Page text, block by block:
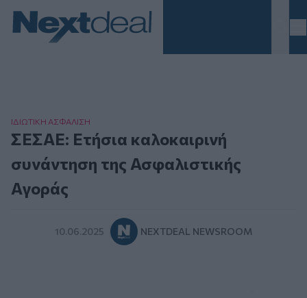
ΙΔΙΩΤΙΚΗ ΑΣΦAΛΙΣΗ
ΣΕΣΑΕ: Ετήσια καλοκαιρινή
συνάντηση της Ασφαλιστικής
Αγοράς
10.06.2025 NEXTDEAL NEWSROOM